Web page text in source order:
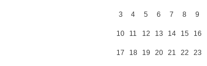
3 4 5 6 7 8 9
10 11 12 13 14 15 16
17 18 19 20 21 22 23